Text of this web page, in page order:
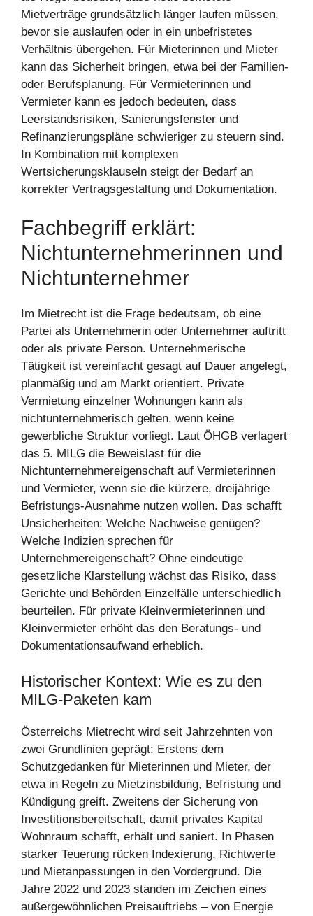
Mietverträge grundsätzlich länger laufen müssen,
bevor sie auslaufen oder in ein unbefristetes
Verhältnis übergehen. Für Mieterinnen und Mieter
kann das Sicherheit bringen, etwa bei der Familien-
oder Berufsplanung. Für Vermieterinnen und
Vermieter kann es jedoch bedeuten, dass
Leerstandsrisiken, Sanierungsfenster und
Refinanzierungspläne schwieriger zu steuern sind.
In Kombination mit komplexen
Wertsicherungsklauseln steigt der Bedarf an
korrekter Vertragsgestaltung und Dokumentation.
Fachbegriff erklärt:
Nichtunternehmerinnen und
Nichtunternehmer
Im Mietrecht ist die Frage bedeutsam, ob eine
Partei als Unternehmerin oder Unternehmer auftritt
oder als private Person. Unternehmerische
Tätigkeit ist vereinfacht gesagt auf Dauer angelegt,
planmäßig und am Markt orientiert. Private
Vermietung einzelner Wohnungen kann als
nichtunternehmerisch gelten, wenn keine
gewerbliche Struktur vorliegt. Laut ÖHGB verlagert
das 5. MILG die Beweislast für die
Nichtunternehmereigenschaft auf Vermieterinnen
und Vermieter, wenn sie die kürzere, dreijährige
Befristungs-Ausnahme nutzen wollen. Das schafft
Unsicherheiten: Welche Nachweise genügen?
Welche Indizien sprechen für
Unternehmereigenschaft? Ohne eindeutige
gesetzliche Klarstellung wächst das Risiko, dass
Gerichte und Behörden Einzelfälle unterschiedlich
beurteilen. Für private Kleinvermieterinnen und
Kleinvermieter erhöht das den Beratungs- und
Dokumentationsaufwand erheblich.
Historischer Kontext: Wie es zu den
MILG-Paketen kam
Österreichs Mietrecht wird seit Jahrzehnten von
zwei Grundlinien geprägt: Erstens dem
Schutzgedanken für Mieterinnen und Mieter, der
etwa in Regeln zu Mietzinsbildung, Befristung und
Kündigung greift. Zweitens der Sicherung von
Investitionsbereitschaft, damit privates Kapital
Wohnraum schafft, erhält und saniert. In Phasen
starker Teuerung rücken Indexierung, Richtwerte
und Mietanpassungen in den Vordergrund. Die
Jahre 2022 und 2023 standen im Zeichen eines
außergewöhnlichen Preisauftriebs – von Energie